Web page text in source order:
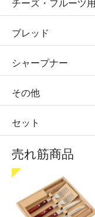
チーズ・フルーツ用
ブレッド
シャープナー
その他
セット
売れ筋商品